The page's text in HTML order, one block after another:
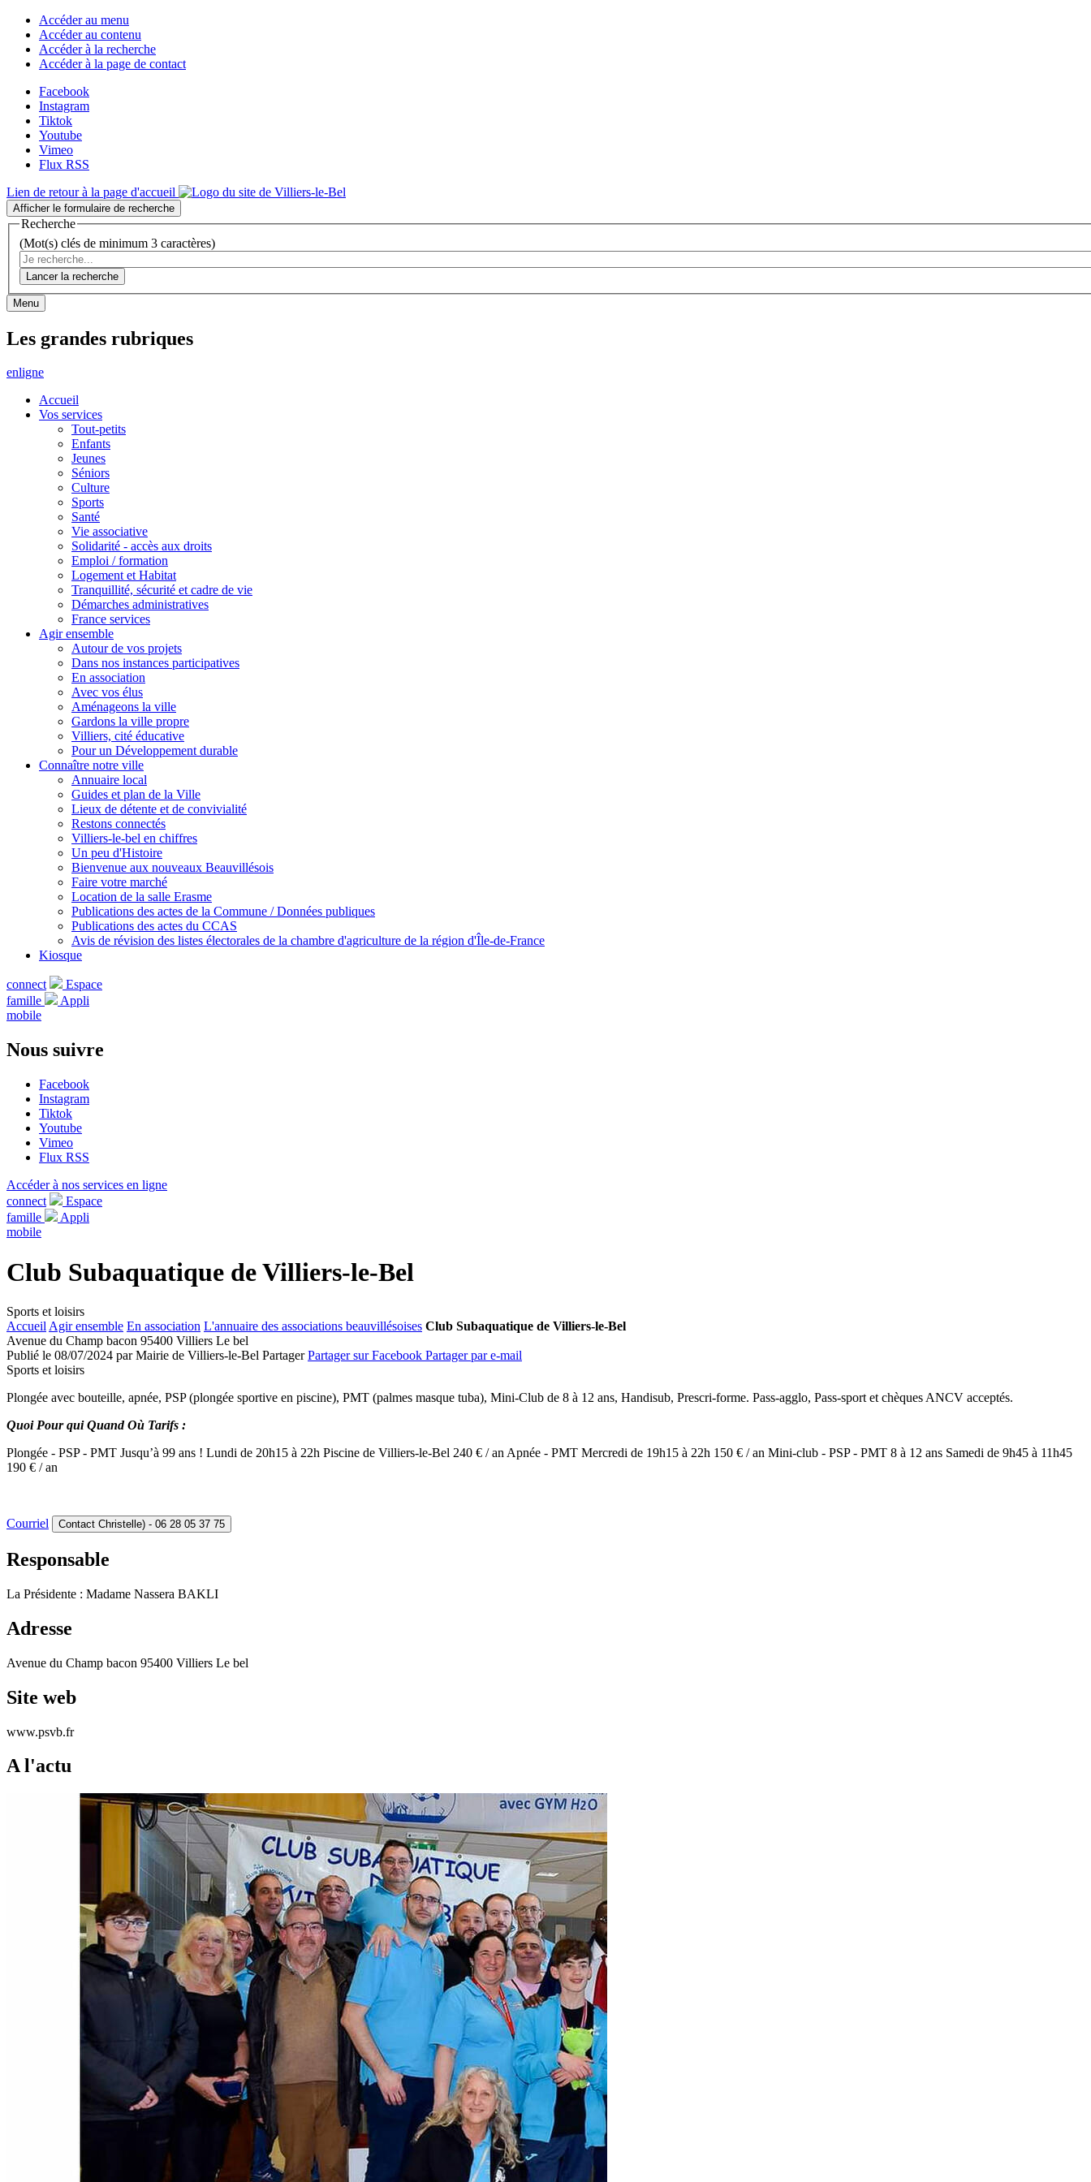
Accéder au menu
Accéder au contenu
Accéder à la recherche
Accéder à la page de contact
Facebook
Instagram
Tiktok
Youtube
Vimeo
Flux RSS
Lien de retour à la page d'accueil
Afficher le formulaire de recherche
Recherche
(Mot(s) clés de minimum 3 caractères)
Lancer la recherche
Menu
Les grandes rubriques
enligne
Accueil
Vos services
Tout-petits
Enfants
Jeunes
Séniors
Culture
Sports
Santé
Vie associative
Solidarité - accès aux droits
Emploi / formation
Logement et Habitat
Tranquillité, sécurité et cadre de vie
Démarches administratives
France services
Agir ensemble
Autour de vos projets
Dans nos instances participatives
En association
Avec vos élus
Aménageons la ville
Gardons la ville propre
Villiers, cité éducative
Pour un Développement durable
Connaître notre ville
Annuaire local
Guides et plan de la Ville
Lieux de détente et de convivialité
Restons connectés
Villiers-le-bel en chiffres
Un peu d'Histoire
Bienvenue aux nouveaux Beauvillésois
Faire votre marché
Location de la salle Erasme
Publications des actes de la Commune / Données publiques
Publications des actes du CCAS
Avis de révision des listes électorales de la chambre d'agriculture de la région d'Île-de-France
Kiosque
connect
Espace
famille
Appli
mobile
Nous suivre
Facebook
Instagram
Tiktok
Youtube
Vimeo
Flux RSS
Accéder à nos services en ligne
connect
Espace
famille
Appli
mobile
Club Subaquatique de Villiers-le-Bel
Sports et loisirs
Accueil Agir ensemble En association L'annuaire des associations beauvillésoises Club Subaquatique de Villiers-le-Bel
Avenue du Champ bacon 95400 Villiers Le bel
Publié le 08/07/2024 par Mairie de Villiers-le-Bel Partager Partager sur Facebook Partager par e-mail
Sports et loisirs
Plongée avec bouteille, apnée, PSP (plongée sportive en piscine), PMT (palmes masque tuba), Mini-Club de 8 à 12 ans, Handisub, Prescri-forme. Pass-agglo, Pass-sport et chèques ANCV acceptés.
Quoi Pour qui Quand Où Tarifs :
Plongée - PSP - PMT Jusqu’à 99 ans ! Lundi de 20h15 à 22h Piscine de Villiers-le-Bel 240 € / an Apnée - PMT Mercredi de 19h15 à 22h 150 € / an Mini-club - PSP - PMT 8 à 12 ans Samedi de 9h45 à 11h45
190 € / an
Courriel Contact Christelle) - 06 28 05 37 75
Responsable
La Présidente : Madame Nassera BAKLI
Adresse
Avenue du Champ bacon 95400 Villiers Le bel
Site web
www.psvb.fr
A l'actu